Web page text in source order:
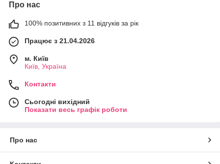
Про нас
100% позитивних з 11 відгуків за рік
Працює з 21.04.2026
м. Київ
Київ, Україна
Контакти
Сьогодні вихідний
Показати весь графік роботи
Про нас